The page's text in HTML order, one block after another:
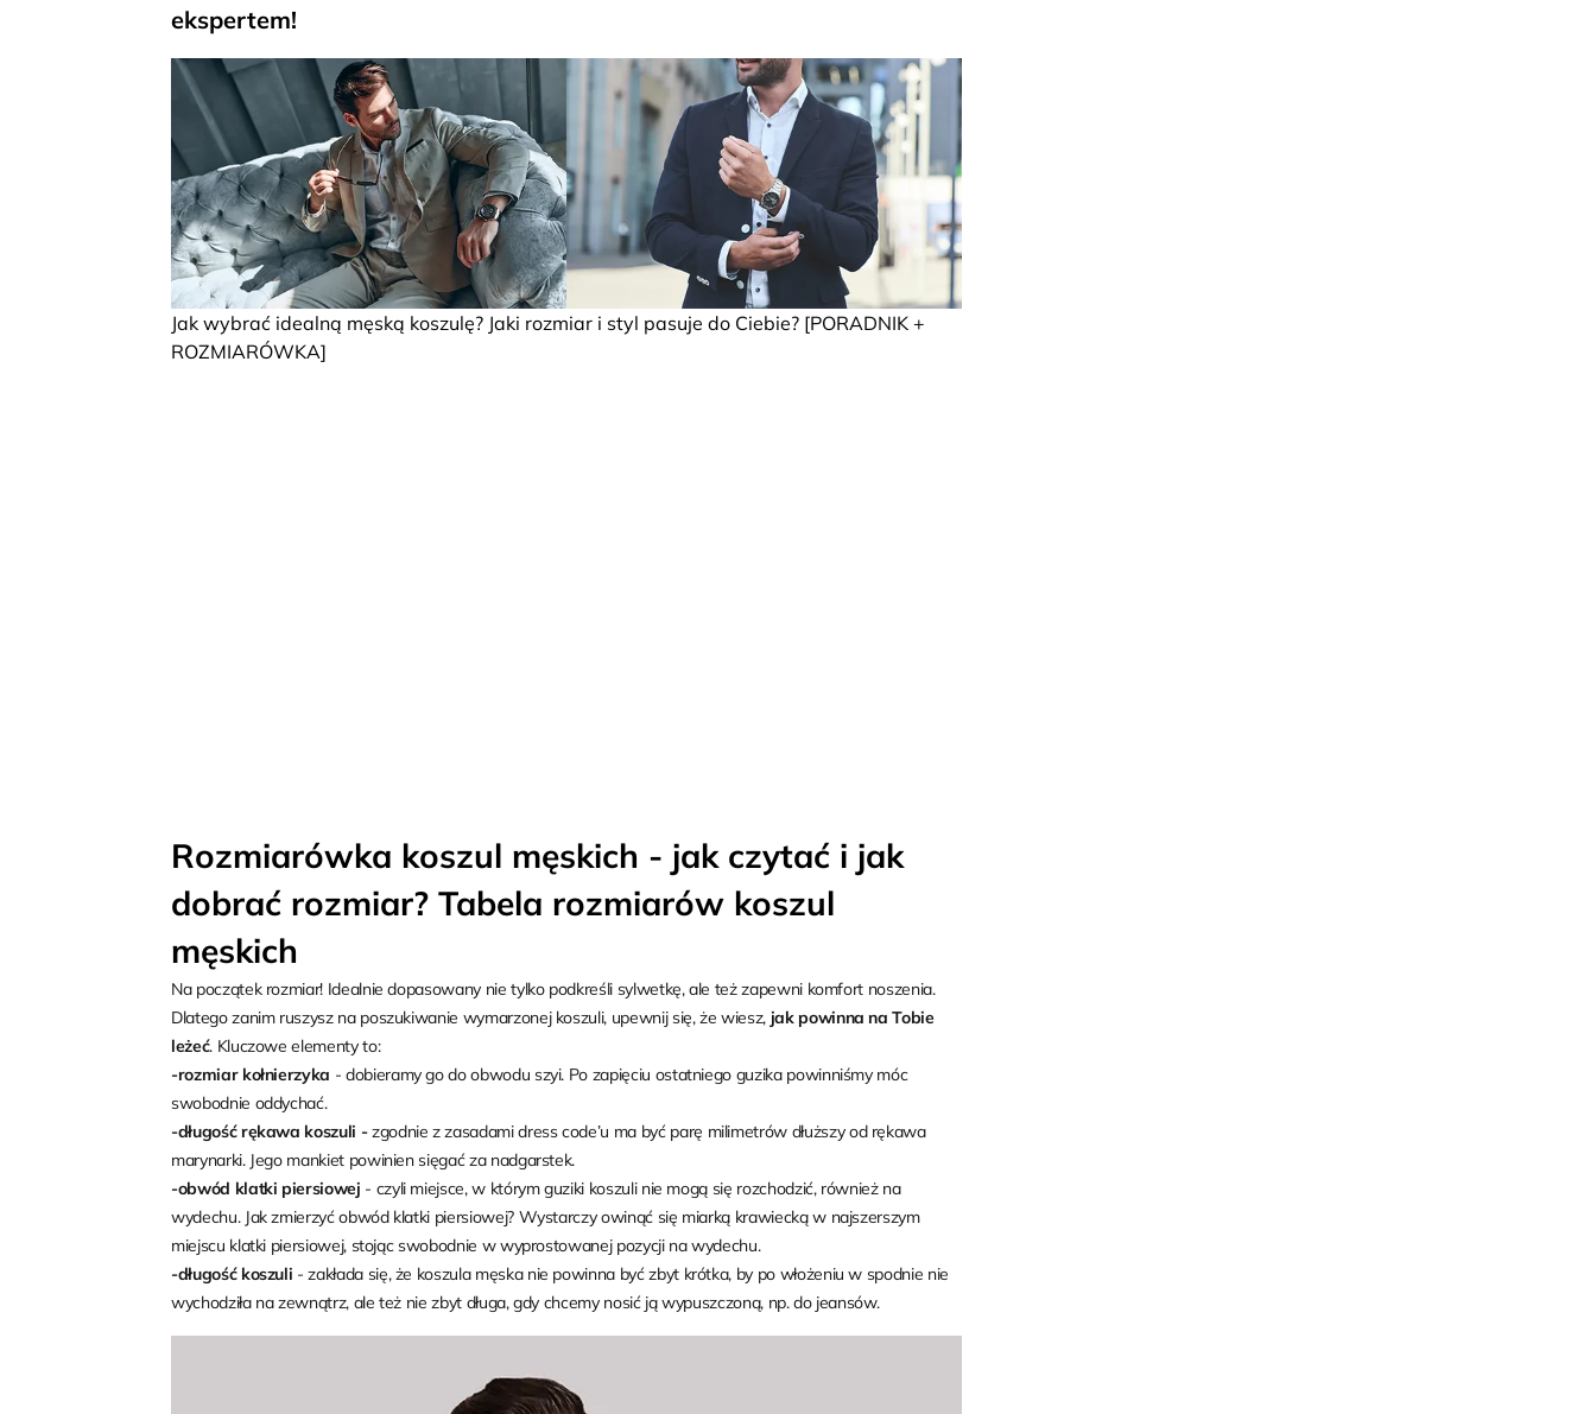
ekspertem!
Jak wybrać idealną męską koszulę? Jaki rozmiar i styl pasuje do Ciebie? [PORADNIK +
ROZMIARÓWKA]
Rozmiarówka koszul męskich - jak czytać i jak
dobrać rozmiar? Tabela rozmiarów koszul
męskich
Na początek rozmiar! Idealnie dopasowany nie tylko podkreśli sylwetkę, ale też zapewni komfort noszenia.
Dlatego zanim ruszysz na poszukiwanie wymarzonej koszuli, upewnij się, że wiesz, jak powinna na Tobie
leżeć. Kluczowe elementy to:
-rozmiar kołnierzyka - dobieramy go do obwodu szyi. Po zapięciu ostatniego guzika powinniśmy móc
swobodnie oddychać.
-długość rękawa koszuli -zgodnie z zasadami dress code’u ma być parę milimetrów dłuższy od rękawa
marynarki. Jego mankiet powinien sięgać za nadgarstek.
-obwód klatki piersiowej - czyli miejsce, w którym guziki koszuli nie mogą się rozchodzić, również na
wydechu. Jak zmierzyć obwód klatki piersiowej? Wystarczy owinąć się miarką krawiecką w najszerszym
miejscu klatki piersiowej, stojąc swobodnie w wyprostowanej pozycji na wydechu.
-długość koszuli - zakłada się, że koszula męska nie powinna być zbyt krótka, by po włożeniu w spodnie nie
wychodziła na zewnątrz, ale też nie zbyt długa, gdy chcemy nosić ją wypuszczoną, np. do jeansów.